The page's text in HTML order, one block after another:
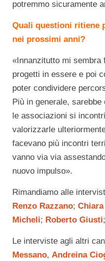
potremmo sicuramente
Quali questioni ritiene
nei prossimi anni?
«Innanzitutto mi sembra
progetti in essere e poi
poter condividere
Più in generale,
le associazioni si
valorizzarle
facevano più incontri
vanno via via
nuovo impulso».
Rimandiamo alle
Renzo Razzano;
Micheli; Roberto Giusti;
Le interviste agli altri
Messano, Andreina